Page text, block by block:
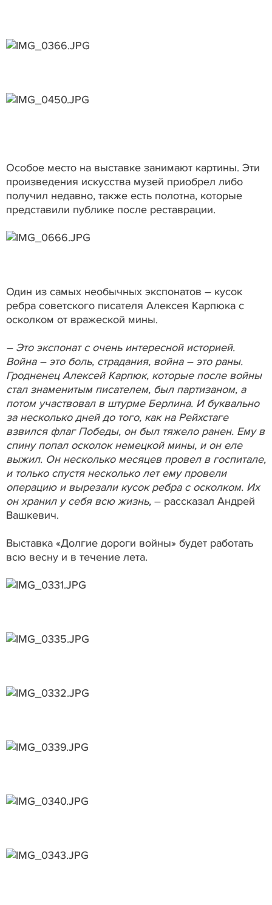
Особое место на выставке занимают картины. Эти
произведения искусства музей приобрел либо
получил недавно, также есть полотна, которые
представили публике после реставрации.
Один из самых необычных экспонатов – кусок
ребра советского писателя Алексея Карпюка с
осколком от вражеской мины.
– Это экспонат с очень интересной историей.
Война – это боль, страдания, война – это раны.
Гродненец Алексей Карпюк, которые после войны
стал знаменитым писателем, был партизаном, а
потом участвовал в штурме Берлина. И буквально
за несколько дней до того, как на Рейхстаге
взвился флаг Победы, он был тяжело ранен. Ему в
спину попал осколок немецкой мины, и он еле
выжил. Он несколько месяцев провел в госпитале,
и только спустя несколько лет ему провели
операцию и вырезали кусок ребра с осколком. Их
он хранил у себя всю жизнь, – рассказал Андрей
Вашкевич.
Выставка «Долгие дороги войны» будет работать
всю весну и в течение лета.